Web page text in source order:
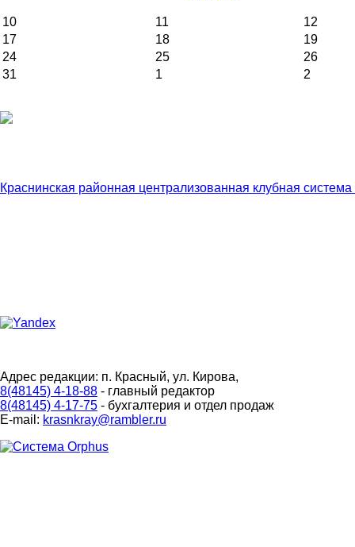
10 11
12
17
18
19
24
25
26
31
1 2
Краснинская районная централизованная клубная
Адрес редакции: п. Красный, ул. Кирова,
8(48145) 4-18-88 - главный редактор
8(48145) 4-17-75 - бухгалтерия и отдел продаж
E-mail: krasnkray@rambler.ru